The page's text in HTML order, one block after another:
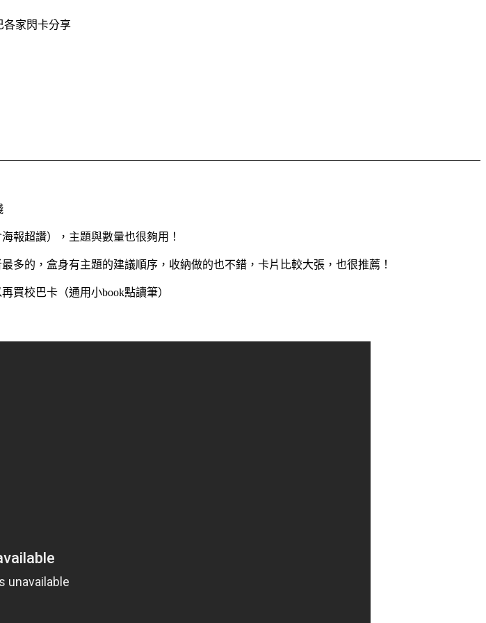
各家閃卡分享
報超讚），主題與數量也很夠用！
的，盒身有主題的建議順序，收納做的也不錯，卡片比較大張，也很推薦！
買校巴卡（通用小book點讀筆）